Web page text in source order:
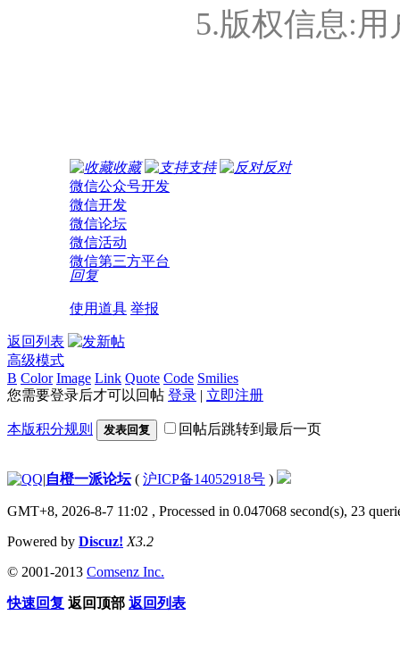
5.版权信息:用
收藏 支持
反对
微信公众号开发
微信开发
微信论坛
微信活动
微信第三方平台
回复
使用道具 举报
返回列表
高级模式
B Color Image Link Quote Code Smilies
您需要登录后才可以回帖 登录 | 立即注册
本版积分规则 发表回复 回帖后跳转到最后一页
|自橙一派论坛( 沪ICP备14052918号 )
GMT+8, 2026-8-7 11:02 , Processed in 0.047068 second(s), 23
Powered by Discuz! X3.2
© 2001-2013 Comsenz Inc.
快速回复 返回顶部 返回列表